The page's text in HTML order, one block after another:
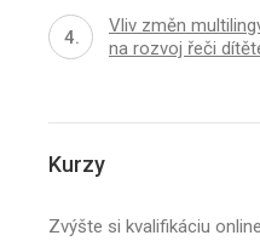
Vliv změn
na rozvoj řeči
Kurzy
Zvýšte si kvalifikáciu